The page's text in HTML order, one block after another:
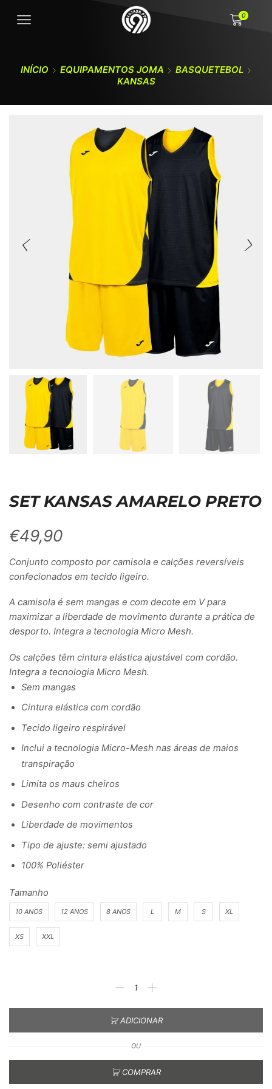
0
INÍCIO EQUIPAMENTOS JOMA
BASQUETEBOL
KANSAS
SET KANSAS AMARELO PRETO
€49,90
Conjunto composto por camisola e calções reversíveis
confecionados em tecido ligeiro.
A camisola é sem mangas e com decote em V para
maximizar a liberdade de movimento durante a prática de
desporto. Integra a tecnologia Micro Mesh.
Os calções têm cintura elástica ajustável com cordão.
Integra a tecnologia Micro Mesh.
Sem mangas
Cintura elástica com cordão
Tecido ligeiro respirável
Inclui a tecnologia Micro-Mesh nas áreas de maios
transpiração
Limita os maus cheiros
Desenho com contraste de cor
Liberdade de movimentos
Tipo de ajuste: semi ajustado
100% Poliéster
Tamanho
10 ANOS 12 ANOS 8 ANOS L M S XL
XS XXL
ADICIONAR
OU
COMPRAR